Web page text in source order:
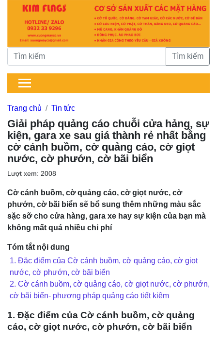
Tìm kiếm
Trang chủ Tin tức
Giải pháp quảng cáo chuỗi cửa hảng, sự
kiện, gara xe sau giá thành rẻ nhất bằng
cờ cánh buồm, cờ quảng cáo, cờ giọt
nước, cờ phướn, cờ bãi biển
Lượt xem: 2008
Cờ cánh buồm, cờ quảng cáo, cờ giọt nước, cờ
phướn, cờ bãi biển sẽ bổ sung thêm những màu sắc
sặc sỡ cho cửa hàng, gara xe hay sự kiện của bạn mà
không mất quá nhiều chi phí
Tóm tắt nội dung
1. Đặc điểm của Cờ cánh buồm, cờ quảng cáo, cờ giọt
nước, cờ phướn, cờ bãi biển
2. Cờ cánh buồm, cờ quảng cáo, cờ giọt nước, cờ phướn,
cờ bãi biển- phương pháp quảng cáo tiết kiệm
1. Đặc điểm của Cờ cánh buồm, cờ quảng
cáo, cờ giọt nước, cờ phướn, cờ bãi biển